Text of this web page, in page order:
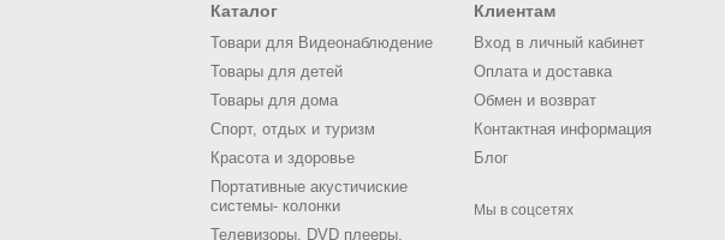
Каталог
Товари для Видеонаблюдение
Товары для детей
Товары для дома
Спорт, отдых и туризм
Красота и здоровье
Портативные акустичиские
системы- колонки
Телевизоры, DVD плееры,
Клиентам
Вход в личный кабинет
Оплата и доставка
Обмен и возврат
Контактная информация
Блог
Мы в соцсетях